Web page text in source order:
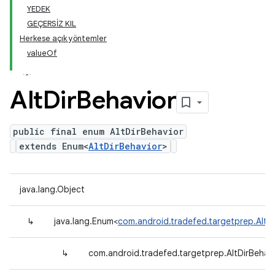
YEDEK
GEÇERSİZ KIL
Herkese açık yöntemler
valueOf
AltDirBehavior
public final enum AltDirBehavior
extends Enum<AltDirBehavior>
java.lang.Object
↳ java.lang.Enum<
↳